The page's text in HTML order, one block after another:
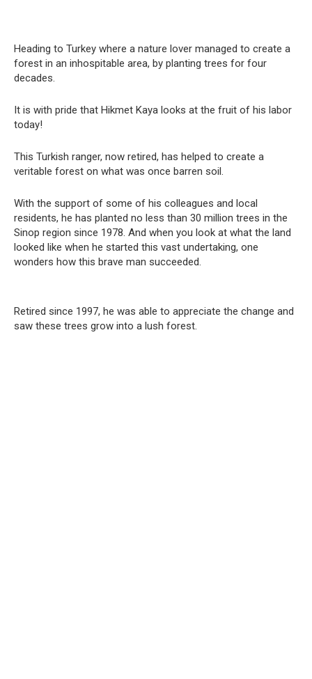
Heading to Turkey where a nature lover managed to create a
forest in an inhospitable area, by planting trees for four
decades.
It is with pride that Hikmet Kaya looks at the fruit of his labor
today!
This Turkish ranger, now retired, has helped to create a
veritable forest on what was once barren soil.
With the support of some of his colleagues and local
residents, he has planted no less than 30 million trees in the
Sinop region since 1978. And when you look at what the land
looked like when he started this vast undertaking, one
wonders how this brave man succeeded.
Retired since 1997, he was able to appreciate the change and
saw these trees grow into a lush forest.